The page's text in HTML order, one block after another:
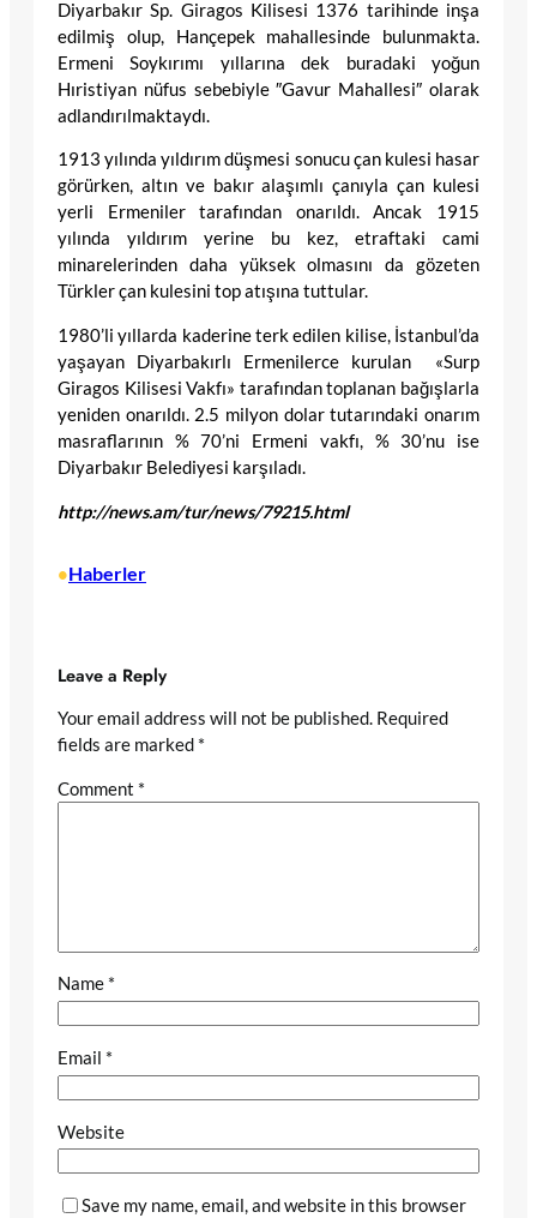
Diyarbakır Sp. Giragos Kilisesi 1376 tarihinde inşa
edilmiş olup, Hançepek mahallesinde bulunmakta.
Ermeni Soykırımı yıllarına dek buradaki yoğun
Hıristiyan nüfus sebebiyle ″Gavur Mahallesi″ olarak
adlandırılmaktaydı.
1913 yılında yıldırım düşmesi sonucu çan kulesi hasar
görürken, altın ve bakır alaşımlı çanıyla çan kulesi
yerli Ermeniler tarafından onarıldı. Ancak 1915
yılında yıldırım yerine bu kez, etraftaki cami
minarelerinden daha yüksek olmasını da gözeten
Türkler çan kulesini top atışına tuttular.
1980’li yıllarda kaderine terk edilen kilise, İstanbul’da
yaşayan Diyarbakırlı Ermenilerce kurulan «Surp
Giragos Kilisesi Vakfı» tarafından toplanan bağışlarla
yeniden onarıldı. 2.5 milyon dolar tutarındaki onarım
masraflarının % 70’ni Ermeni vakfı, % 30’nu ise
Diyarbakır Belediyesi karşıladı.
http://news.am/tur/news/79215.html
•Haberler
Leave a Reply
Your email address will not be published. Required
fields are marked *
Comment *
Name *
Email *
Website
Save my name, email, and website in this browser